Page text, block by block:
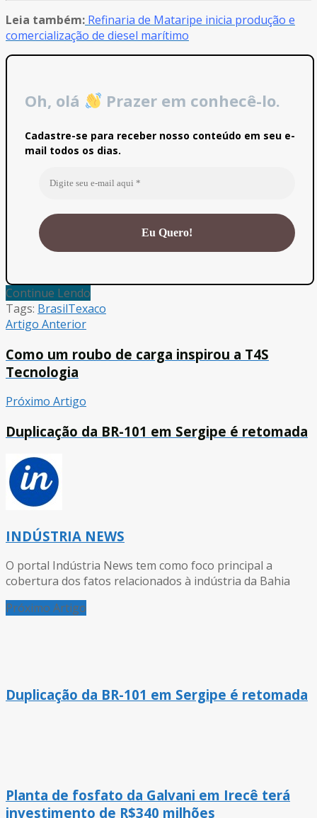
Leia também: Refinaria de Mataripe inicia produção e
comercialização de diesel marítimo
Oh, olá Prazer em conhecê-lo.
Cadastre-se para receber nosso conteúdo em seu e-
mail todos os dias.
Continue Lendo
Tags: BrasilTexaco
Artigo Anterior
Como um roubo de carga inspirou a T4S
Tecnologia
Próximo Artigo
Duplicação da BR-101 em Sergipe é retomada
INDÚSTRIA NEWS
O portal Indústria News tem como foco principal a
cobertura dos fatos relacionados à indústria da Bahia
Próximo Artigo
Duplicação da BR-101 em Sergipe é retomada
Planta de fosfato da Galvani em Irecê terá
investimento de R$340 milhões